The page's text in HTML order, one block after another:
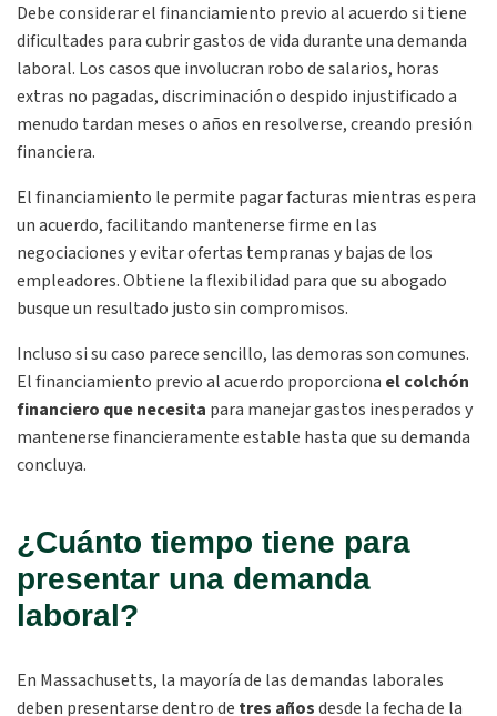
Debe considerar el financiamiento previo al acuerdo si tiene
dificultades para cubrir gastos de vida durante una demanda
laboral. Los casos que involucran robo de salarios, horas
extras no pagadas, discriminación o despido injustificado a
menudo tardan meses o años en resolverse, creando presión
financiera.
El financiamiento le permite pagar facturas mientras espera
un acuerdo, facilitando mantenerse firme en las
negociaciones y evitar ofertas tempranas y bajas de los
empleadores. Obtiene la flexibilidad para que su abogado
busque un resultado justo sin compromisos.
Incluso si su caso parece sencillo, las demoras son comunes.
El financiamiento previo al acuerdo proporciona el colchón
financiero que necesita para manejar gastos inesperados y
mantenerse financieramente estable hasta que su demanda
concluya.
¿Cuánto tiempo tiene para
presentar una demanda
laboral?
En Massachusetts, la mayoría de las demandas laborales
deben presentarse dentro de tres añosdesde la fecha de la